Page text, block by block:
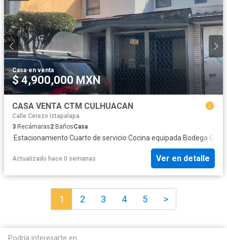
Casa·en venta
$ 4,900,000 MXN
CASA VENTA CTM CULHUACAN
Calle Cerezo Iztapalapa
3 Recámaras2 BañosCasa
·Estacionamiento·Cuarto de servicio·Cocina equipada·Bodega·Gas
Actualizado hace 0 semanas Ver en detalle
1 2 3 4 5 >